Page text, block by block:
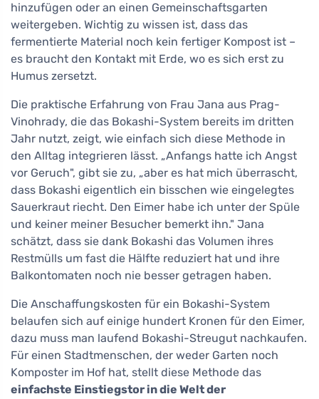
hinzufügen oder an einen Gemeinschaftsgarten
weitergeben. Wichtig zu wissen ist, dass das
fermentierte Material noch kein fertiger Kompost ist –
es braucht den Kontakt mit Erde, wo es sich erst zu
Humus zersetzt.
Die praktische Erfahrung von Frau Jana aus Prag-
Vinohrady, die das Bokashi-System bereits im dritten
Jahr nutzt, zeigt, wie einfach sich diese Methode in
den Alltag integrieren lässt. „Anfangs hatte ich Angst
vor Geruch", gibt sie zu, „aber es hat mich überrascht,
dass Bokashi eigentlich ein bisschen wie eingelegtes
Sauerkraut riecht. Den Eimer habe ich unter der Spüle
und keiner meiner Besucher bemerkt ihn." Jana
schätzt, dass sie dank Bokashi das Volumen ihres
Restmülls um fast die Hälfte reduziert hat und ihre
Balkontomaten noch nie besser getragen haben.
Die Anschaffungskosten für ein Bokashi-System
belaufen sich auf einige hundert Kronen für den Eimer,
dazu muss man laufend Bokashi-Streugut nachkaufen.
Für einen Stadtmenschen, der weder Garten noch
Komposter im Hof hat, stellt diese Methode das
einfachste Einstiegstor in die Welt der